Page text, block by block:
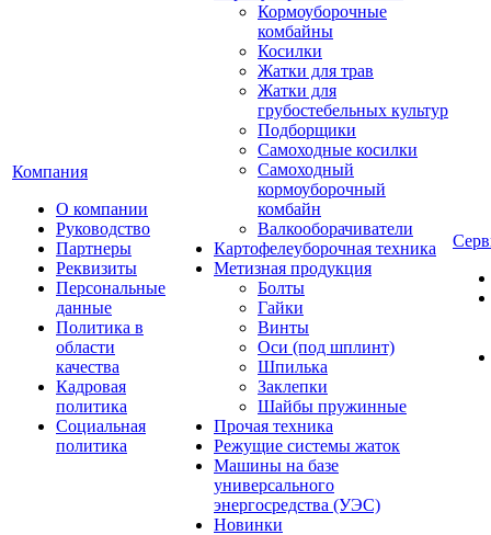
Компания
О компании
Руководство
Партнеры
Реквизиты
Персональные
данные
Политика в
области
качества
Кадровая
политика
Социальная
политика
Кормоуборочные
комбайны
Косилки
Жатки для трав
Жатки для
грубостебельных культур
Подборщики
Самоходные косилки
Самоходный
кормоуборочный
комбайн
Валкооборачиватели
Картофелеуборочная техника
Метизная продукция
Болты
Гайки
Винты
Оси (под шплинт)
Шпилька
Заклепки
Шайбы пружинные
Прочая техника
Режущие системы жаток
Машины на базе
универсального
энергосредства (УЭС)
Новинки